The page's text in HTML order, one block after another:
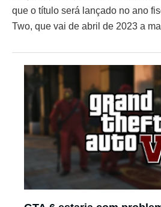
que o título será lançado no ano
Two, que vai de abril de 2023 a